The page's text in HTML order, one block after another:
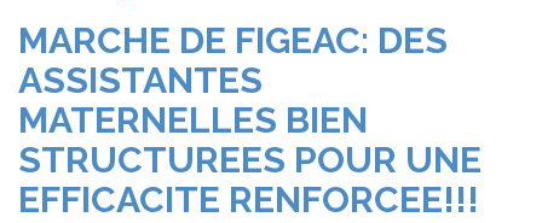
MARCHE DE FIGEAC: DES
ASSISTANTES
MATERNELLES BIEN
STRUCTUREES POUR UNE
EFFICACITE RENFORCEE!!!